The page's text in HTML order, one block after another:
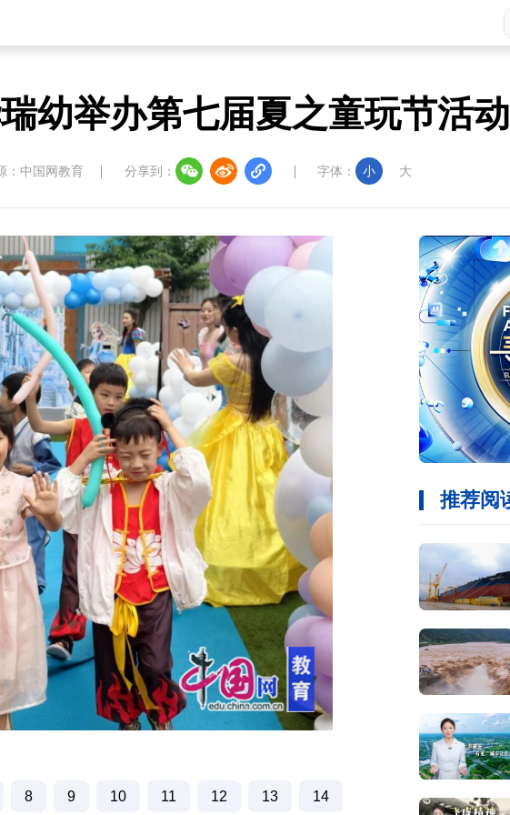
幼举办第七届夏之童玩节活动
：中国网教育 分享到： 字体： 小 大
8 9 10 11 12 13 14